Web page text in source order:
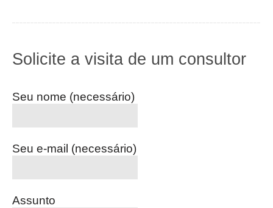
Solicite a visita de um consultor
Seu nome (necessário)
Seu e-mail (necessário)
Assunto